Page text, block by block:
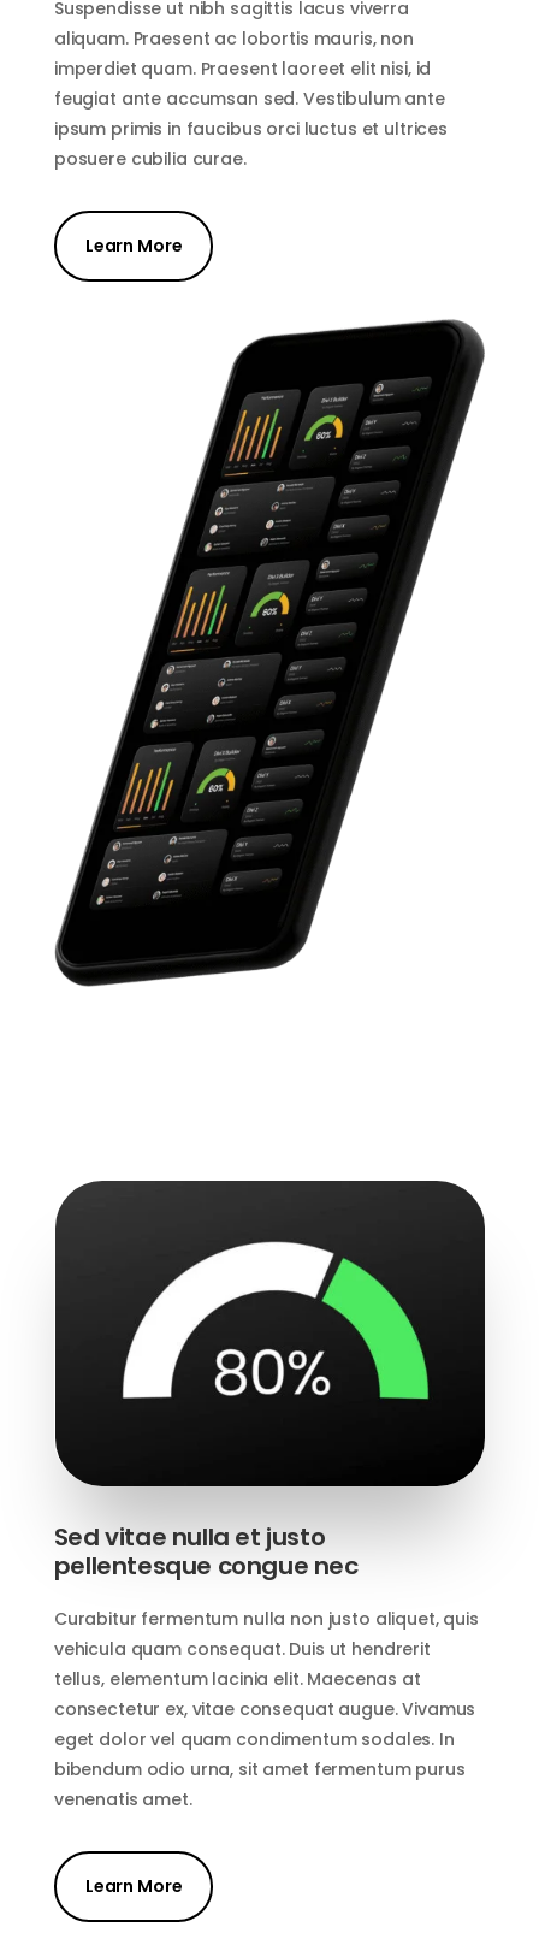
Suspendisse ut nibh sagittis lacus viverra
aliquam. Praesent ac lobortis mauris, non
imperdiet quam. Praesent laoreet elit nisi, id
feugiat ante accumsan sed. Vestibulum ante
ipsum primis in faucibus orci luctus et ultrices
posuere cubilia curae.
Learn More
Sed vitae nulla et justo
pellentesque congue nec
Curabitur fermentum nulla non justo aliquet, quis
vehicula quam consequat. Duis ut hendrerit
tellus, elementum lacinia elit. Maecenas at
consectetur ex, vitae consequat augue. Vivamus
eget dolor vel quam condimentum sodales. In
bibendum odio urna, sit amet fermentum purus
venenatis amet.
Learn More